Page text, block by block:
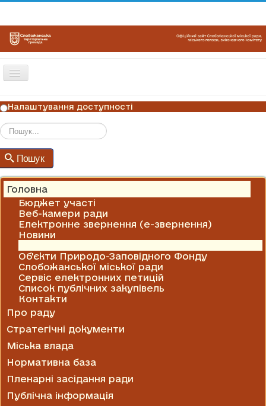
Перемикач
ГОЛОВНА
НОВИНИ
ОГОЛОШЕННЯ
ГРАФІКИ ПРИЙОМУ
КОНТАКТИ
Налаштування доступності
Пошук
Головна
Бюджет участі
Веб-камери ради
Електронне звернення (е-звернення)
Новини
Об'єкти Природо-Заповідного Фонду
Слобожанської міської ради
Сервіс електронних петицій
Список публічних закупівель
Контакти
Про раду
Стратегічні документи
Міська влада
Нормативна база
Пленарні засідання ради
Публічна інформація